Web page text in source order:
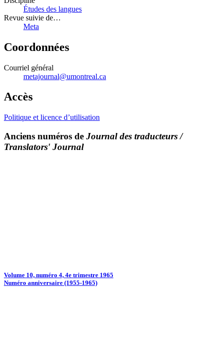
Études des langues
Revue suivie de…
Meta
Coordonnées
Courriel général
metajournal@umontreal.ca
Accès
Politique et licence d’utilisation
Anciens numéros de Journal des traducteurs /
Translators' Journal
Volume 10, numéro 4, 4e trimestre 1965
Numéro anniversaire (1955-1965)